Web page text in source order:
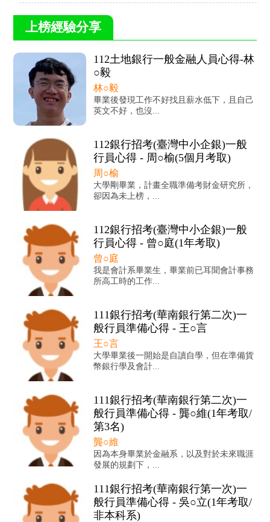
上榜經驗分享
112土地銀行一般金融人員心得-林
○毅
林○毅
畢業後發現工作不好找且薪水低下，且自己
英文不好，也沒...
112銀行招考(臺灣中小企銀)一般
行員心得 - 周○榆(5個月考取)
周○榆
大學剛畢業，計畫全職準備考財金研究所，
卻因為未上榜，...
112銀行招考(臺灣中小企銀)一般
行員心得 - 曾○庭(1年考取)
曾○庭
我是會計系畢業生，畢業前已耳聞會計事務
所高工時的工作...
111銀行招考(華南銀行第二次)一
般行員準備心得 - 王○言
王○言
大學畢業後一開始是自讀自學，但在準備貨
幣銀行學及會計...
111銀行招考(華南銀行第二次)一
般行員準備心得 - 龔○維(1年考取/
第3名)
龔○維
因為本身畢業於金融系，以及對於未來職涯
發展的規劃下，...
111銀行招考(華南銀行第一次)一
般行員準備心得 - 吳○立(1年考取/
非本科系)